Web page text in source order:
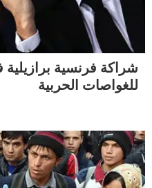
شراكة فرنسية برازيلية
للغواصات الحربية